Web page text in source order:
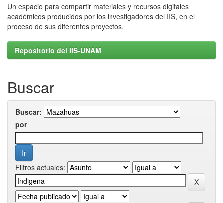
Un espacio para compartir materiales y recursos digitales
académicos producidos por los investigadores del IIS, en el
proceso de sus diferentes proyectos.
Repositorio del IIS-UNAM
Buscar
Buscar:
por
Filtros actuales: